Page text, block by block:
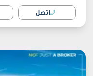
اتصل